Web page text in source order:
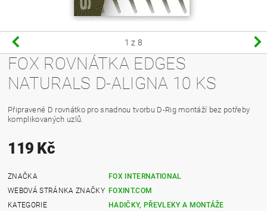
1 z 8
FOX ROVNÁTKA EDGES
NATURALS D-ALIGNA 10 KS
Připravené D rovnátko pro snadnou tvorbu D-Rig montáží bez potřeby
komplikovaných uzlů.
119 Kč
ZNAČKA
FOX INTERNATIONAL
WEBOVÁ STRÁNKA ZNAČKY FOXINT.COM
KATEGORIE
HADIČKY, PŘEVLEKY A MONTÁŽE